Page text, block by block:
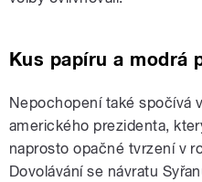
Kus papíru a modrá
Nepochopení také spočívá
amerického prezidenta,
naprosto opačné tvrzení v
Dovolávání se návratu